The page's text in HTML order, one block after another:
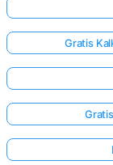
Gratis